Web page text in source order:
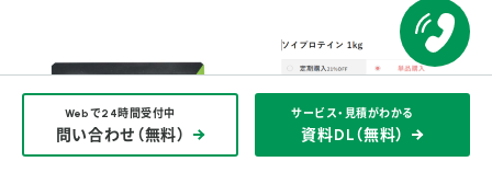
Webで24時間受付中
問い合わせ（無料）
サービス・見積がわかる
資料DL（無料）